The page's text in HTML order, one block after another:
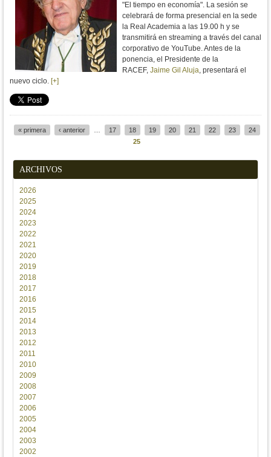
"El tiempo en economía". La sesión se
celebrará de forma presencial en la sede
la Real Academia a las 19.00 h y se
transmitirá en streaming a través del canal
corporativo de YouTube. Antes de la
ponencia, el Presidente de la
RACEF, Jaime Gil Aluja, presentará el
nuevo ciclo. [+]
« primera ‹ anterior 17 18 19 20 21 22 23
24
25
ARCHIVOS
2026
2025
2024
2023
2022
2021
2020
2019
2018
2017
2016
2015
2014
2013
2012
2011
2010
2009
2008
2007
2006
2005
2004
2003
2002